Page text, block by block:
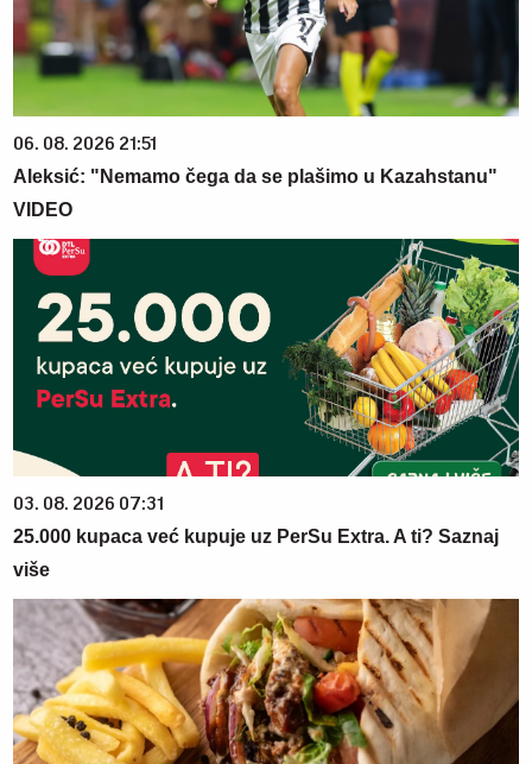
06. 08. 2026 21:51
Aleksić: "Nemamo čega da se plašimo u Kazahstanu"
VIDEO
03. 08. 2026 07:31
25.000 kupaca već kupuje uz PerSu Extra. A ti? Saznaj
više